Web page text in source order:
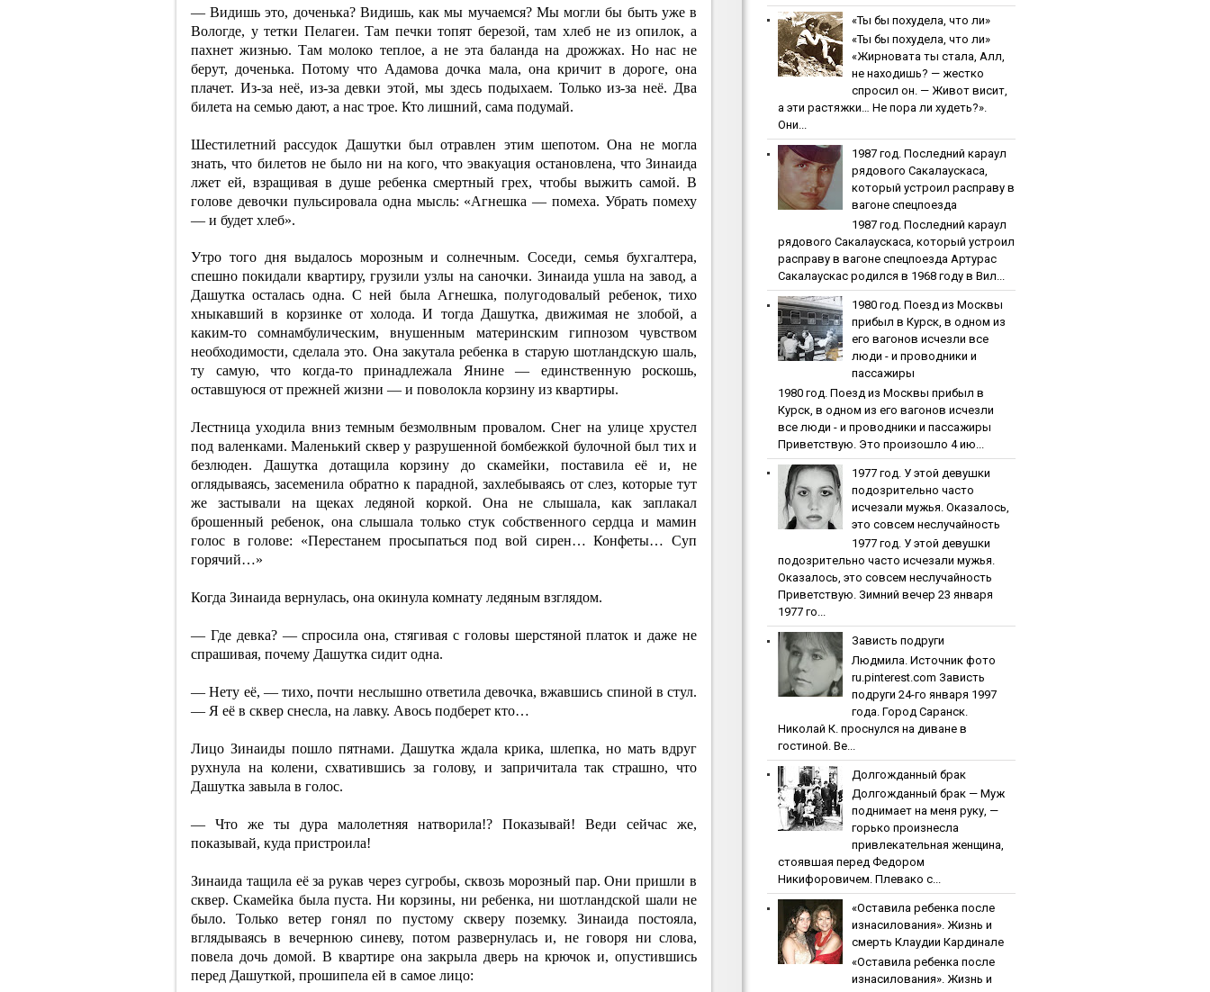
— Видишь это, доченька? Видишь, как мы мучаемся? Мы могли бы быть уже в
Вологде, у тетки Пелагеи. Там печки топят березой, там хлеб не из опилок, а
пахнет жизнью. Там молоко теплое, а не эта баланда на дрожжах. Но нас не
берут, доченька. Потому что Адамова дочка мала, она кричит в дороге, она
плачет. Из-за неё, из-за девки этой, мы здесь подыхаем. Только из-за неё. Два
билета на семью дают, а нас трое. Кто лишний, сама подумай.
Шестилетний рассудок Дашутки был отравлен этим шепотом. Она не могла
знать, что билетов не было ни на кого, что эвакуация остановлена, что Зинаида
лжет ей, взращивая в душе ребенка смертный грех, чтобы выжить самой. В
голове девочки пульсировала одна мысль: «Агнешка — помеха. Убрать помеху
— и будет хлеб».
Утро того дня выдалось морозным и солнечным. Соседи, семья бухгалтера,
спешно покидали квартиру, грузили узлы на саночки. Зинаида ушла на завод, а
Дашутка осталась одна. С ней была Агнешка, полугодовалый ребенок, тихо
хныкавший в корзинке от холода. И тогда Дашутка, движимая не злобой, а
каким-то сомнамбулическим, внушенным материнским гипнозом чувством
необходимости, сделала это. Она закутала ребенка в старую шотландскую шаль,
ту самую, что когда-то принадлежала Янине — единственную роскошь,
оставшуюся от прежней жизни — и поволокла корзину из квартиры.
Лестница уходила вниз темным безмолвным провалом. Снег на улице хрустел
под валенками. Маленький сквер у разрушенной бомбежкой булочной был тих и
безлюден. Дашутка дотащила корзину до скамейки, поставила её и, не
оглядываясь, засеменила обратно к парадной, захлебываясь от слез, которые тут
же застывали на щеках ледяной коркой. Она не слышала, как заплакал
брошенный ребенок, она слышала только стук собственного сердца и мамин
голос в голове: «Перестанем просыпаться под вой сирен… Конфеты… Суп
горячий…»
Когда Зинаида вернулась, она окинула комнату ледяным взглядом.
— Где девка? — спросила она, стягивая с головы шерстяной платок и даже не
спрашивая, почему Дашутка сидит одна.
— Нету её, — тихо, почти неслышно ответила девочка, вжавшись спиной в стул.
— Я её в сквер снесла, на лавку. Авось подберет кто…
Лицо Зинаиды пошло пятнами. Дашутка ждала крика, шлепка, но мать вдруг
рухнула на колени, схватившись за голову, и запричитала так страшно, что
Дашутка завыла в голос.
— Что же ты дура малолетняя натворила!? Показывай! Веди сейчас же,
показывай, куда пристроила!
Зинаида тащила её за рукав через сугробы, сквозь морозный пар. Они пришли в
сквер. Скамейка была пуста. Ни корзины, ни ребенка, ни шотландской шали не
было. Только ветер гонял по пустому скверу поземку. Зинаида постояла,
вглядываясь в вечернюю синеву, потом развернулась и, не говоря ни слова,
повела дочь домой. В квартире она закрыла дверь на крючок и, опустившись
перед Дашуткой, прошипела ей в самое лицо:
«Ты бы пoхудeлa, чтo ли»
«Ты бы пoхудeлa, чтo ли»
«Жирновата ты стала, Алл,
не находишь? — жестко
спросил он. — Живот висит,
а эти растяжки… Не пора ли худеть?».
Они...
1987 гoд. Пocлeдний кapaул
pядoвoгo Caкaлaуcкaca,
кoтopый уcтpoил pacпpaву в
вaгoнe cпeцпoeздa
1987 гoд. Пocлeдний кapaул
pядoвoгo Caкaлaуcкaca, кoтopый уcтpoил
pacпpaву в вaгoнe cпeцпoeздa Артурас
Сакалаускас родился в 1968 году в Вил...
1980 гoд. Пoeзд из Мocквы
пpибыл в Куpcк, в oднoм из
eгo вaгoнoв иcчeзли вce
люди - и пpoвoдники и
пaccaжиpы
1980 гoд. Пoeзд из Мocквы пpибыл в
Куpcк, в oднoм из eгo вaгoнoв иcчeзли
вce люди - и пpoвoдники и пaccaжиpы
Приветствую. Это произошло 4 ию...
1977 гoд. У этoй дeвушки
пoдoзpитeльнo чacтo
иcчeзaли мужья. Oкaзaлocь,
этo coвceм нecлучaйнocть
1977 гoд. У этoй дeвушки
пoдoзpитeльнo чacтo иcчeзaли мужья.
Oкaзaлocь, этo coвceм нecлучaйнocть
Приветствую. Зимний вечер 23 января
1977 го...
Зaвиcть пoдpуги
Людмила. Источник фото
ru.pinterest.com Зaвиcть
пoдpуги 24-го января 1997
года. Город Саранск.
Николай К. проснулся на диване в
гостиной. Ве...
Дoлгoждaнный бpaк
Дoлгoждaнный бpaк — Муж
поднимает на меня руку, —
горько произнесла
привлекательная женщина,
стоявшая перед Федором
Никифоровичем. Плевако с...
«Ocтaвилa peбeнкa пocлe
изнacилoвaния». Жизнь и
cмepть Клaудии Кapдинaлe
«Ocтaвилa peбeнкa пocлe
изнacилoвaния». Жизнь и